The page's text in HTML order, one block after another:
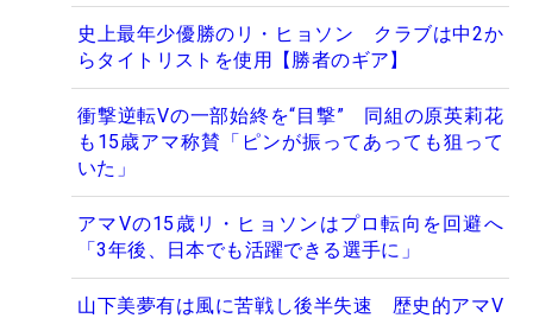
史上最年少優勝のリ・ヒョソン クラブは中2か
らタイトリストを使用【勝者のギア】
衝撃逆転Vの一部始終を“目撃” 同組の原英莉花
も15歳アマ称賛「ピンが振ってあっても狙って
いた」
アマVの15歳リ・ヒョソンはプロ転向を回避へ
「3年後、日本でも活躍できる選手に」
山下美夢有は風に苦戦し後半失速 歴史的アマV